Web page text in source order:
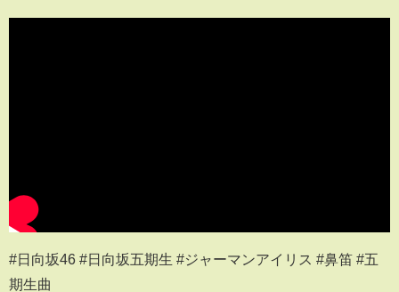
#日向坂46 #日向坂五期生 #ジャーマンアイリス #鼻笛 #五
期生曲